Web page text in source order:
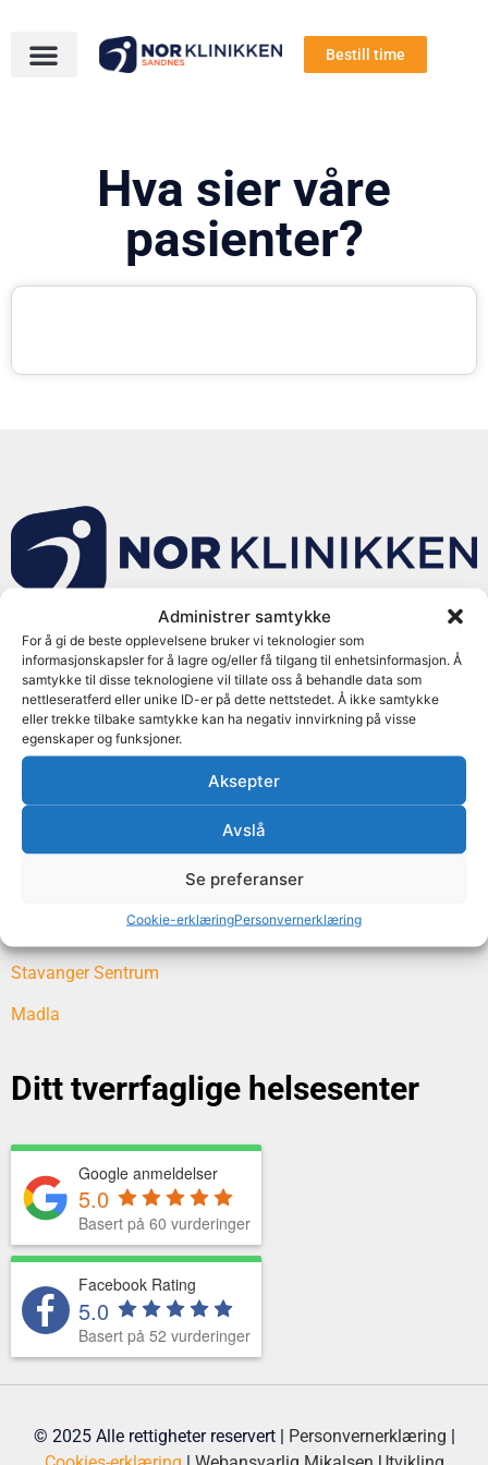
Administrer samtykke
For å gi de beste opplevelsene bruker vi teknologier som
informasjonskapsler for å lagre og/eller få tilgang til enhetsinformasjon. Å
samtykke til disse teknologiene vil tillate oss å behandle data som
nettleseratferd eller unike ID-er på dette nettstedet. Å ikke samtykke
eller trekke tilbake samtykke kan ha negativ innvirkning på visse
egenskaper og funksjoner.
Aksepter
Avslå
Se preferanser
Cookie-erklæringPersonvernerklæring
Bestill time
Hva sier våre
pasienter?
Avbestilling og endring av time utenom åpningstider og i
helg gjøres ved å logge inn på «min side» eller ved å sende
mail til klinikken du har time på.
Stavanger Sentrum
Madla
Ditt tverrfaglige helsesenter
Google anmeldelser
5.0
Basert på 60 vurderinger
Facebook Rating
5.0
Basert på 52 vurderinger
© 2025 Alle rettigheter reservert | Personvernerklæring |